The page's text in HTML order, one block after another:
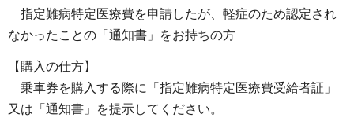
指定難病特定医療費を申請したが、軽症のため認定され
なかったことの「通知書」をお持ちの方
【購入の仕方】
乗車券を購入する際に「指定難病特定医療費受給者証」
又は「通知書」を提示してください。